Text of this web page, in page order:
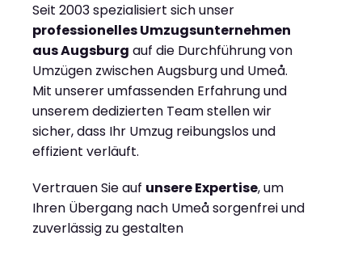
Seit 2003 spezialisiert sich unser
professionelles Umzugsunternehmen
aus Augsburg auf die Durchführung von
Umzügen zwischen Augsburg und Umeå.
Mit unserer umfassenden Erfahrung und
unserem dedizierten Team stellen wir
sicher, dass Ihr Umzug reibungslos und
effizient verläuft.
Vertrauen Sie auf unsere Expertise, um
Ihren Übergang nach Umeå sorgenfrei und
zuverlässig zu gestalten